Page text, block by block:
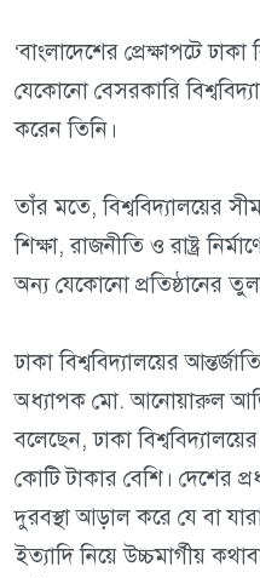
‘বাংলাদেশের প্রেক্ষাপটে
যেকোনো বেসরকারি
করেন তিনি।
তাঁর মতে, বিশ্ববিদ্যালয়ের
শিক্ষা, রাজনীতি ও রাষ্ট্র
অন্য যেকোনো প্রতিষ্ঠানের
ঢাকা বিশ্ববিদ্যালয়ের
অধ্যাপক মো. আনোয়ারুল
বলেছেন, ঢাকা
কোটি টাকার বেশি। দেশের
দুরবস্থা আড়াল করে যে বা
ইত্যাদি নিয়ে উচ্চমার্গীয়